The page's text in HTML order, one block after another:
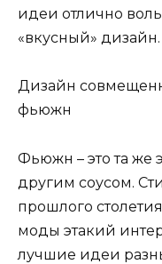
идеи отлично
«вкусный» дизайн.
Дизайн
фьюжн
Фьюжн – это та же
другим соусом.
прошлого
моды этакий
лучшие идеи